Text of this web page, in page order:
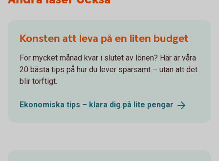
Konsten att leva på en liten budget
För mycket månad kvar i slutet av lönen? Här är våra
20 bästa tips på hur du lever sparsamt – utan att det
blir torftigt.
Ekonomiska tips – klara dig på lite pengar